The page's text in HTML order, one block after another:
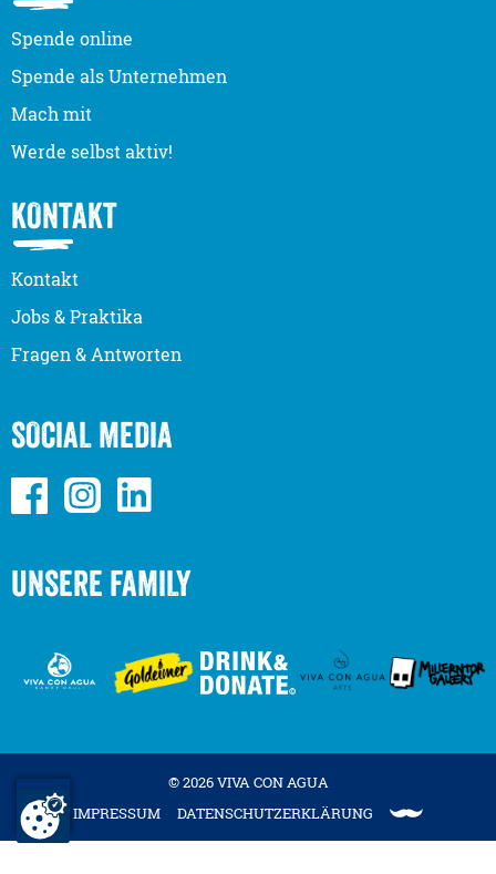
Spende online
Spende als Unternehmen
Mach mit
Werde selbst aktiv!
KONTAKT
Kontakt
Jobs & Praktika
Fragen & Antworten
SOCIAL MEDIA
UNSERE FAMILY
© 2026 VIVA CON AGUA
IMPRESSUM
DATENSCHUTZERKLÄRUNG